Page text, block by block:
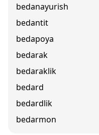
bedanayurish
bedantit
bedapoya
bedarak
bedaraklik
bedard
bedardlik
bedarmon